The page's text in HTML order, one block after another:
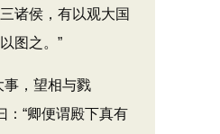
诸侯，有以观大国
图之。”
，望相与戮
：“卿便谓殿下真有